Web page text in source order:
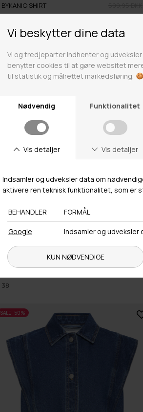
Fås i mange størrelser
BYKANIO SHIRT
38
B-YOUNG 349,98 DKK
SALE -50%